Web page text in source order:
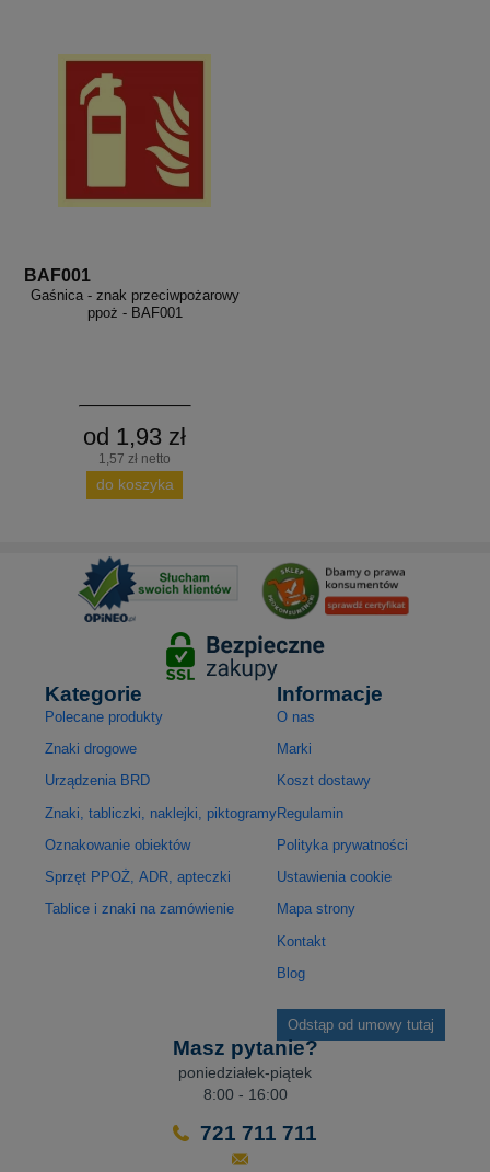
BAF001
Gaśnica - znak przeciwpożarowy
ppoż - BAF001
od 1,93 zł
1,57 zł netto
do koszyka
Kategorie
Polecane produkty
Znaki drogowe
Urządzenia BRD
Znaki, tabliczki, naklejki, piktogramy
Oznakowanie obiektów
Sprzęt PPOŻ, ADR, apteczki
Tablice i znaki na zamówienie
Informacje
O nas
Marki
Koszt dostawy
Regulamin
Polityka prywatności
Ustawienia cookie
Mapa strony
Kontakt
Blog
Odstąp od umowy tutaj
Masz pytanie?
poniedziałek-piątek
8:00 - 16:00
721 711 711